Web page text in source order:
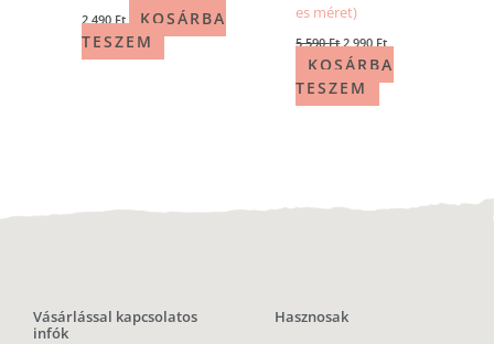
2 490Ft
KOSÁRBA
TESZEM
es méret)
5 590Ft 2 990Ft
KOSÁRBA
TESZEM
Vásárlással kapcsolatos
infók
Hasznosak